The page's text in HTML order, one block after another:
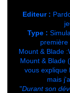
Editeur :
Type :
Mount & Blade
Mount & Blade
vous explique
mais
"Durant son